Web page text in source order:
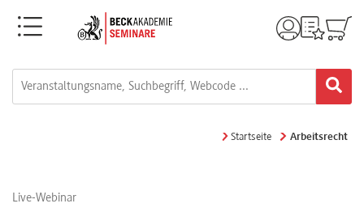
Menü
Startseite Arbeitsrecht
Live-Webinar